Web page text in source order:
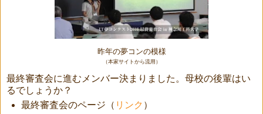
昨年の夢コンの模様
（本家サイトから流用）
最終審査会に進むメンバー決まりました。母校の後輩はい
るでしょうか？
最終審査会のページ（ リンク ）